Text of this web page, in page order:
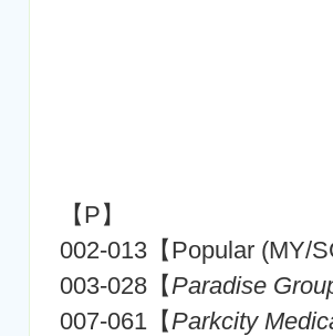
【P】
002-013【Popular (MY/
003-028【Paradise
007-061【Parkcity